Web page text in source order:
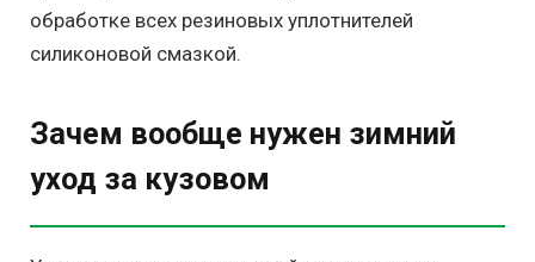
обработке всех резиновых уплотнителей
силиконовой смазкой.
Зачем вообще нужен зимний
уход за кузовом